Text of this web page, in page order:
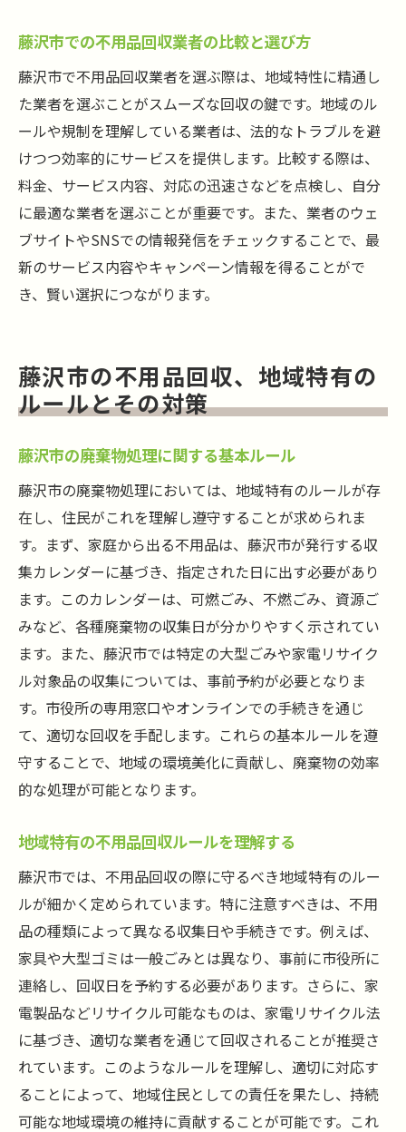
藤沢市での不用品回収業者の比較と選び方
藤沢市で不用品回収業者を選ぶ際は、地域特性に精通し
た業者を選ぶことがスムーズな回収の鍵です。地域のル
ールや規制を理解している業者は、法的なトラブルを避
けつつ効率的にサービスを提供します。比較する際は、
料金、サービス内容、対応の迅速さなどを点検し、自分
に最適な業者を選ぶことが重要です。また、業者のウェ
ブサイトやSNSでの情報発信をチェックすることで、最
新のサービス内容やキャンペーン情報を得ることがで
き、賢い選択につながります。
藤沢市の不用品回収、地域特有の
ルールとその対策
藤沢市の廃棄物処理に関する基本ルール
藤沢市の廃棄物処理においては、地域特有のルールが存
在し、住民がこれを理解し遵守することが求められま
す。まず、家庭から出る不用品は、藤沢市が発行する収
集カレンダーに基づき、指定された日に出す必要があり
ます。このカレンダーは、可燃ごみ、不燃ごみ、資源ご
みなど、各種廃棄物の収集日が分かりやすく示されてい
ます。また、藤沢市では特定の大型ごみや家電リサイク
ル対象品の収集については、事前予約が必要となりま
す。市役所の専用窓口やオンラインでの手続きを通じ
て、適切な回収を手配します。これらの基本ルールを遵
守することで、地域の環境美化に貢献し、廃棄物の効率
的な処理が可能となります。
地域特有の不用品回収ルールを理解する
藤沢市では、不用品回収の際に守るべき地域特有のルー
ルが細かく定められています。特に注意すべきは、不用
品の種類によって異なる収集日や手続きです。例えば、
家具や大型ゴミは一般ごみとは異なり、事前に市役所に
連絡し、回収日を予約する必要があります。さらに、家
電製品などリサイクル可能なものは、家電リサイクル法
に基づき、適切な業者を通じて回収されることが推奨さ
れています。このようなルールを理解し、適切に対応す
ることによって、地域住民としての責任を果たし、持続
可能な地域環境の維持に貢献することが可能です。これ